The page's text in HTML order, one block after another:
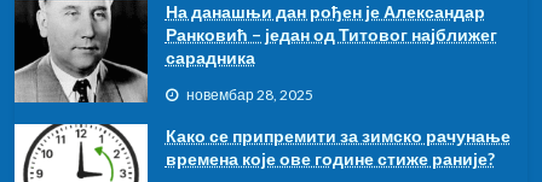
На данашњи дан рођен је Александар
Ранковић – један од Титовог најближег
сарадника
новембар 28, 2025
Како се припремити за зимско рачунање
времена које ове године стиже раније?